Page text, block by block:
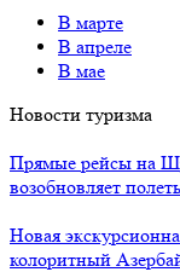
В марте
В апреле
В мае
Новости туризма
Прямые рейсы на
возобновляет
Новая
колоритный